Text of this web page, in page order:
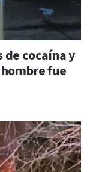
cocaína y
fue